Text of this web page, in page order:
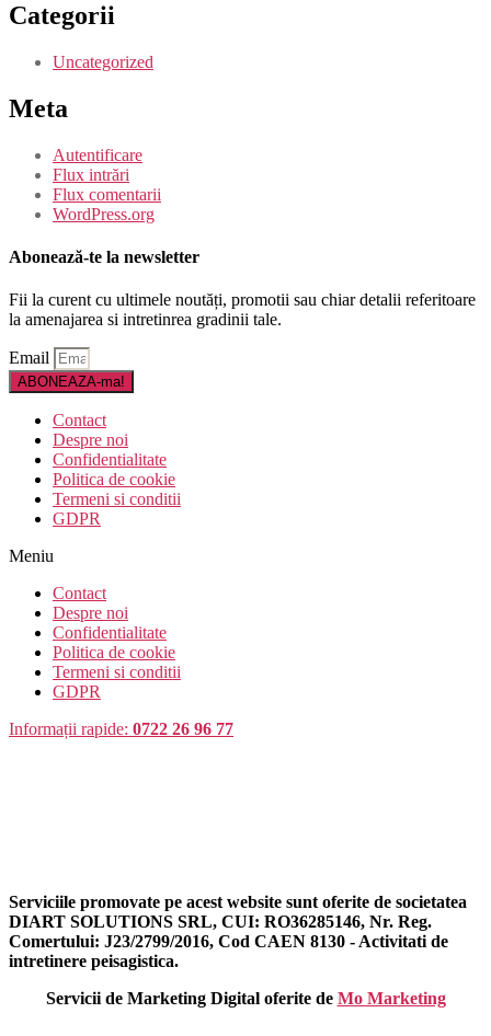
Categorii
Uncategorized
Meta
Autentificare
Flux intrări
Flux comentarii
WordPress.org
Abonează-te la newsletter
Fii la curent cu ultimele noutăți, promotii sau chiar detalii referitoare
la amenajarea si intretinrea gradinii tale.
Email
ABONEAZA-ma!
Contact
Despre noi
Confidentialitate
Politica de cookie
Termeni si conditii
GDPR
Meniu
Contact
Despre noi
Confidentialitate
Politica de cookie
Termeni si conditii
GDPR
Informații rapide: 0722 26 96 77
Serviciile promovate pe acest website sunt oferite de societatea
DIART SOLUTIONS SRL, CUI: RO36285146, Nr. Reg.
Comertului: J23/2799/2016, Cod CAEN 8130 - Activitati de
intretinere peisagistica.
Servicii de Marketing Digital oferite de Mo Marketing